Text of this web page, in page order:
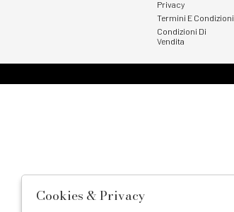
Privacy
Termini E Condizioni
Condizioni Di
Vendita
Cookies & Privacy